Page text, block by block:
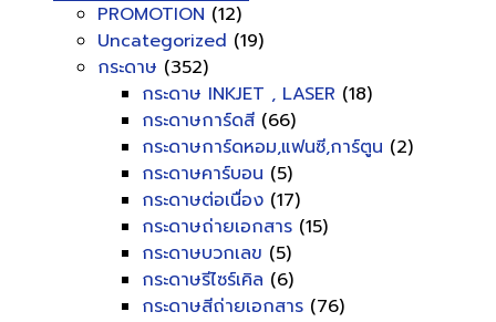
PROMOTION (12)
Uncategorized (19)
กระดาษ (352)
กระดาษ INKJET , LASER (18)
กระดาษการ์ดสี (66)
กระดาษการ์ดหอม,แฟนซี,การ์ตูน (2)
กระดาษคาร์บอน (5)
กระดาษต่อเนื่อง (17)
กระดาษถ่ายเอกสาร (15)
กระดาษบวกเลข (5)
กระดาษรีไซร์เคิล (6)
กระดาษสีถ่ายเอกสาร (76)